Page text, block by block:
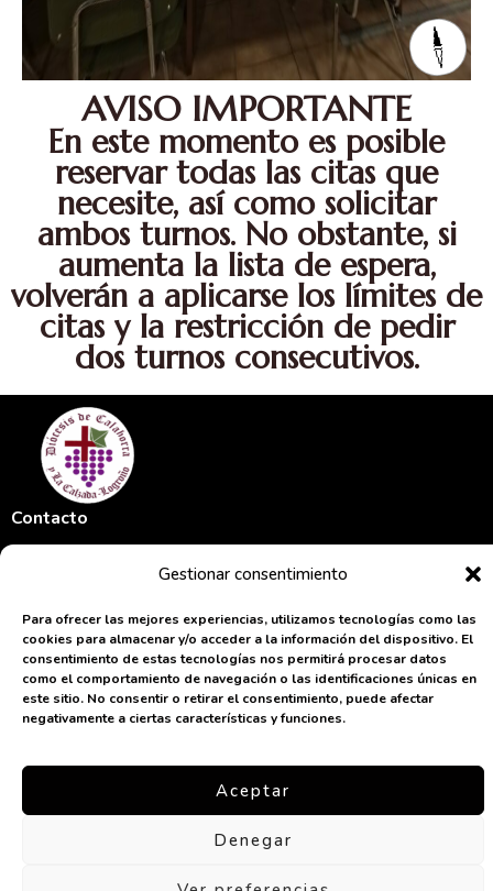
Gestionar consentimiento
Para ofrecer las mejores experiencias, utilizamos tecnologías como las
cookies para almacenar y/o acceder a la información del dispositivo. El
consentimiento de estas tecnologías nos permitirá procesar datos
como el comportamiento de navegación o las identificaciones únicas en
este sitio. No consentir o retirar el consentimiento, puede afectar
negativamente a ciertas características y funciones.
Aceptar
Denegar
AVISO IMPORTANTE
En este momento es posible
reservar todas las citas que
necesite, así como solicitar
ambos turnos. No obstante, si
aumenta la lista de espera,
volverán a aplicarse los límites de
citas y la restricción de pedir
dos turnos consecutivos.
Contacto
iglesiaenlarioja@gmail.com
Oficinas Diocesanas: C/Obispo
Fidel Garcia 1, 26004
Logroño, La Rioja
Aviso legal
Política de privacidad
Inicio
Sacerdotes
iglesiaenlarioja.org©2026 – All Rights Reserved